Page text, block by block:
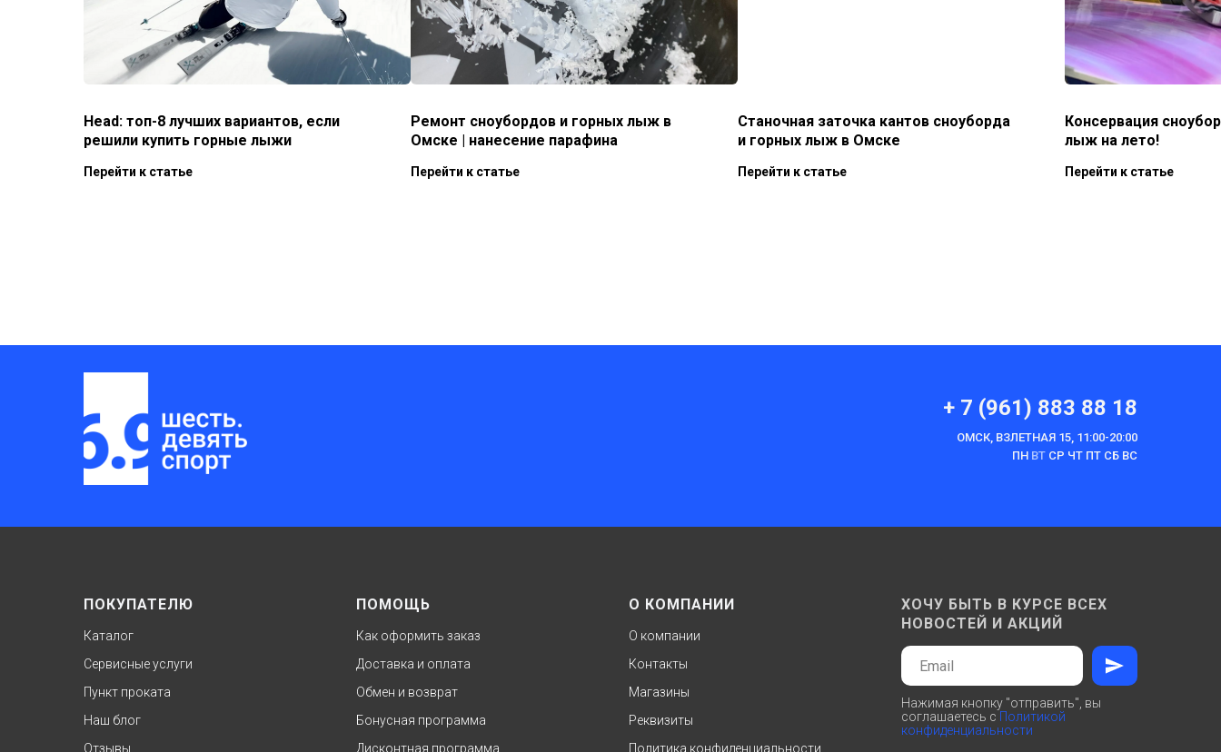
Head: топ-8 лучших вариантов, если
решили купить горные лыжи
Перейти к статье
Ремонт сноубордов и горных лыж в
Омске | нанесение парафина
Перейти к статье
Станочная заточка кантов сноуборда
и горных лыж в Омске
Перейти к статье
Консервация
лыж на лето!
Перейти к статье
+ 7 (961) 883 88 18
ОМСК, ВЗЛЕТНАЯ 15, 11:00-20:00
ПН ВТ СР ЧТ ПТ СБ ВС
ПОКУПАТЕЛЮ
Каталог
Сервисные услуги
Пункт проката
Наш блог
Отзывы
ПОМОЩЬ
Как оформить заказ
Доставка и оплата
Обмен и возврат
Бонусная программа
Дисконтная программа
О КОМПАНИИ
О компании
Контакты
Магазины
Реквизиты
Политика конфиденциальности
ХОЧУ БЫТЬ В КУРСЕ ВСЕХ
НОВОСТЕЙ И АКЦИЙ
Нажимая кнопку "отправить", вы
соглашаетесь с Политикой
конфиденциальности